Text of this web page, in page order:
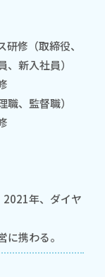
修（取締役、
新入社員）
、監督職）
2021年、ダイヤ
携わる。